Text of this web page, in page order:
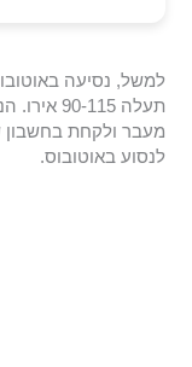
תעלה 90-
מעבר ולקחת
לנסוע באוטובוס.